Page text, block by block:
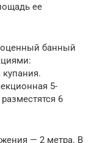
ее
банный
5-
6
— 2 метра. В